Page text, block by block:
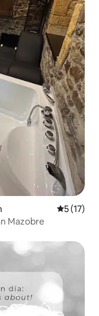
5 (17)
Mazobre